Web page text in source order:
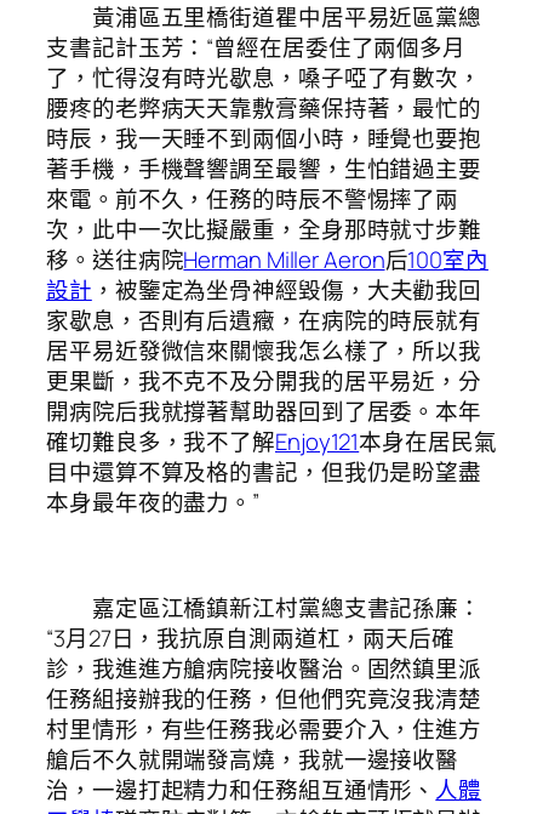
黃浦區五里橋街道瞿中居平易近區黨總
支書記計玉芳：“曾經在居委住了兩個多月
了，忙得沒有時光歇息，嗓子啞了有數次，
腰疼的老弊病天天靠敷膏藥保持著，最忙的
時辰，我一天睡不到兩個小時，睡覺也要抱
著手機，手機聲響調至最響，生怕錯過主要
來電。前不久，任務的時辰不警惕摔了兩
次，此中一次比擬嚴重，全身那時就寸步難
移。送往病院Herman Miller Aeron后100室內
設計 ，被鑒定為坐骨神經毀傷，大夫勸我回
家歇息，否則有后遺癥，在病院的時辰就有
居平易近發微信來關懷我怎么樣了，所以我
更果斷，我不克不及分開我的居平易近，分
開病院后我就撐著幫助器回到了居委。本年
確切難良多，我不了解Enjoy121本身在居民氣
目中還算不算及格的書記，但我仍是盼望盡
本身最年夜的盡力。”
嘉定區江橋鎮新江村黨總支書記孫廉：
“3月27日，我抗原自測兩道杠，兩天后確
診，我進進方艙病院接收醫治。固然鎮里派
任務組接辦我的任務，但他們究竟沒我清楚
村里情形，有些任務我必需要介入，住進方
艙后不久就開端發高燒，我就一邊接收醫
治，一邊打起精力和任務組互通情形、 人體